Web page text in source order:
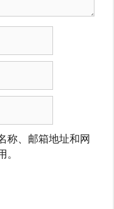
称、邮箱地址和网